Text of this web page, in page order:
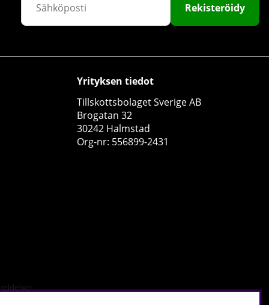
Rekisteröidy
Yrityksen tiedot
Tillskottsbolaget Sverige AB
Brogatan 32
30242 Halmstad
Org-nr: 556899-2431